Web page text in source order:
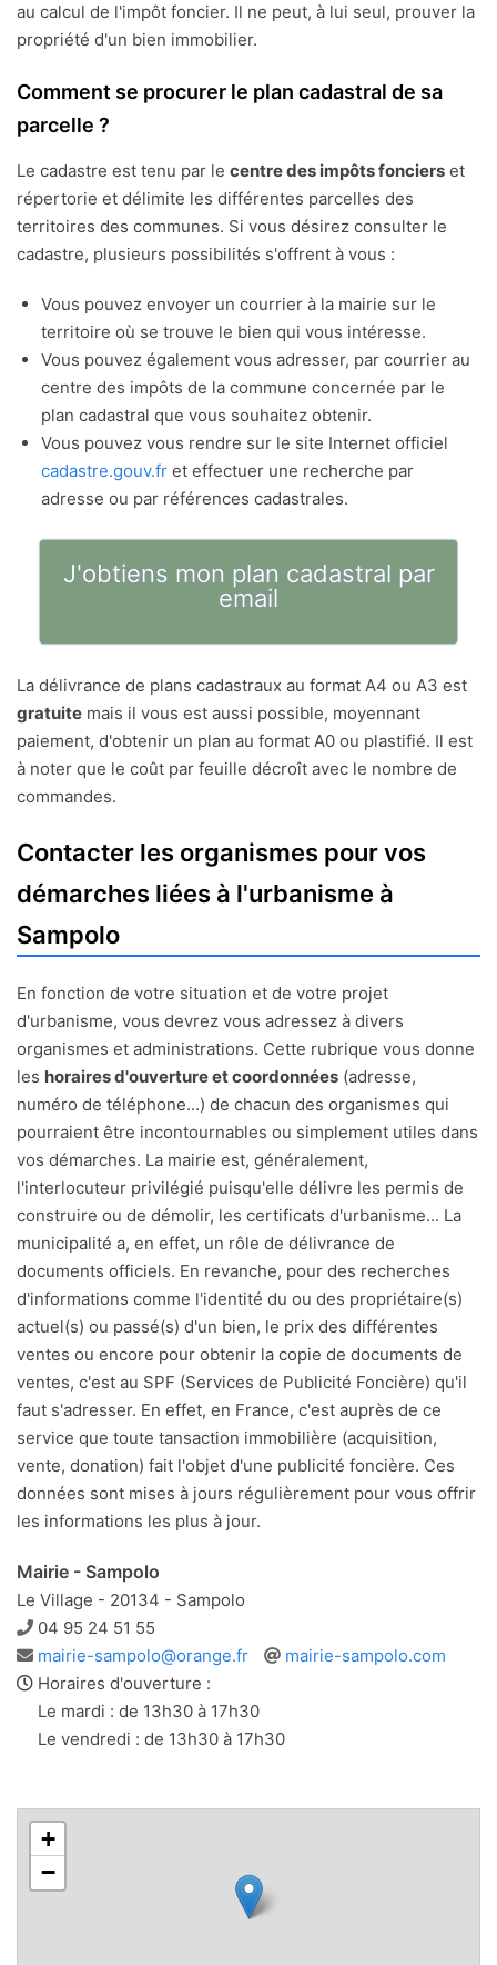
au calcul de l'impôt foncier. Il ne peut, à lui seul, prouver la
propriété d'un bien immobilier.
Comment se procurer le plan cadastral de sa
parcelle ?
Le cadastre est tenu par le centre des impôts fonciers et
répertorie et délimite les différentes parcelles des
territoires des communes. Si vous désirez consulter le
cadastre, plusieurs possibilités s'offrent à vous :
Vous pouvez envoyer un courrier à la mairie sur le
territoire où se trouve le bien qui vous intéresse.
Vous pouvez également vous adresser, par courrier au
centre des impôts de la commune concernée par le
plan cadastral que vous souhaitez obtenir.
Vous pouvez vous rendre sur le site Internet officiel
cadastre.gouv.fr et effectuer une recherche par
adresse ou par références cadastrales.
J'obtiens mon plan cadastral par
email
La délivrance de plans cadastraux au format A4 ou A3 est
gratuite mais il vous est aussi possible, moyennant
paiement, d'obtenir un plan au format A0 ou plastifié. Il est
à noter que le coût par feuille décroît avec le nombre de
commandes.
Contacter les organismes pour vos
démarches liées à l'urbanisme à
Sampolo
En fonction de votre situation et de votre projet
d'urbanisme, vous devrez vous adressez à divers
organismes et administrations. Cette rubrique vous donne
les horaires d'ouverture et coordonnées (adresse,
numéro de téléphone...) de chacun des organismes qui
pourraient être incontournables ou simplement utiles dans
vos démarches. La mairie est, généralement,
l'interlocuteur privilégié puisqu'elle délivre les permis de
construire ou de démolir, les certificats d'urbanisme... La
municipalité a, en effet, un rôle de délivrance de
documents officiels. En revanche, pour des recherches
d'informations comme l'identité du ou des propriétaire(s)
actuel(s) ou passé(s) d'un bien, le prix des différentes
ventes ou encore pour obtenir la copie de documents de
ventes, c'est au SPF (Services de Publicité Foncière) qu'il
faut s'adresser. En effet, en France, c'est auprès de ce
service que toute tansaction immobilière (acquisition,
vente, donation) fait l'objet d'une publicité foncière. Ces
données sont mises à jours régulièrement pour vous offrir
les informations les plus à jour.
Mairie - Sampolo
Le Village - 20134 - Sampolo
Téléphone
04 95 24 51 55
Adresse
e-
mail
mairie-sampolo@orange.fr
Site
mairie-sampolo.com
Horaires d'ouverture :
Le mardi : de 13h30 à 17h30
Le vendredi : de 13h30 à 17h30
+
−